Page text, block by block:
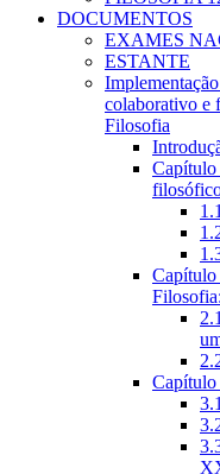
DOCUMENTOS
EXAMES
ESTANTE
colaborativo e
Filosofia
Capítulo
Capítulo
Capítulo